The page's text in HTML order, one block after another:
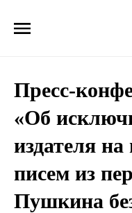
Пресс-
«Об
издателя
писем из
Пушкина